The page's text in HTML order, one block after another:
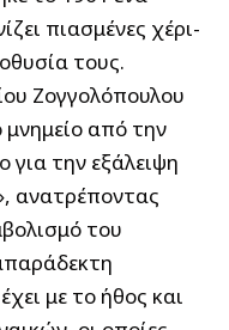
πιασμένες χέρι-
τους.
Ζογγολόπουλου
μνημείο από την
για την εξάλειψη
ανατρέποντας
του
με το ήθος και